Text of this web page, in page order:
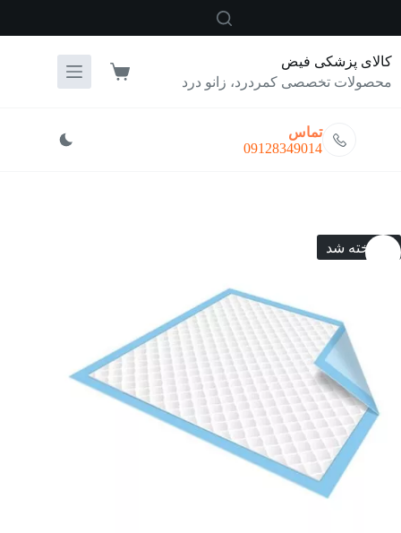
کالای پزشکی فیض
محصولات تخصصی کمردرد، زانو درد
سبد
تماس
09128349014
فروخته شد